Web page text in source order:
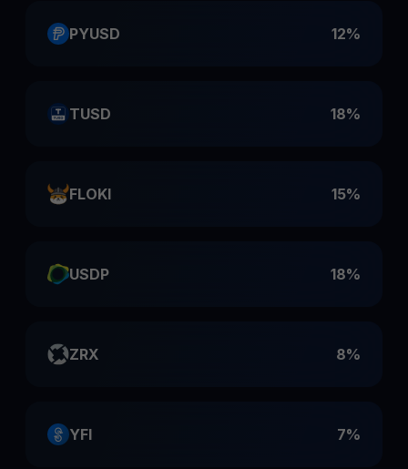
PYUSD 12%
TUSD 18%
FLOKI 15%
USDP 18%
ZRX 8%
YFI 7%